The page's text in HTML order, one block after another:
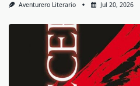
Aventurero Literario Jul 20, 2026